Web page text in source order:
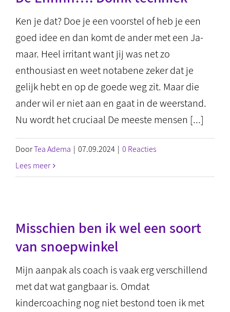
Ken je dat? Doe je een voorstel of heb je een
goed idee en dan komt de ander met een Ja-
maar. Heel irritant want jij was net zo
enthousiast en weet notabene zeker dat je
gelijk hebt en op de goede weg zit. Maar die
ander wil er niet aan en gaat in de weerstand.
Nu wordt het cruciaal De meeste mensen [...]
DoorTea Adema | 07.09.2024 | 0 Reacties
Lees meer
Misschien ben ik wel een soort
van snoepwinkel
Mijn aanpak als coach is vaak erg verschillend
met dat wat gangbaar is. Omdat
kindercoaching nog niet bestond toen ik met